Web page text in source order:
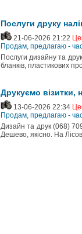
Послуги друку
21-06-2026 21:22
Продам, предлагаю -
Послуги дизайну та
бланків, пластикових
Друкуємо візитки,
13-06-2026 22:34
Продам, предлагаю -
Дизайн та друк (068)
Дешево, якісно. На